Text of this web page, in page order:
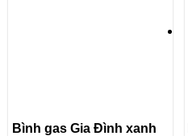
Bình gas Gia Đình xanh